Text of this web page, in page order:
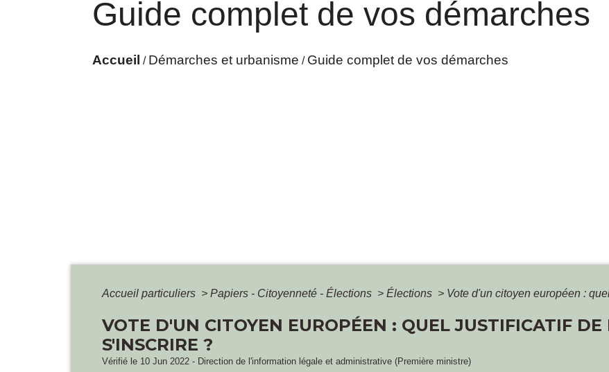
Guide complet de vos démarches
Accueil / Démarches et urbanisme / Guide complet de vos démarches
Accueil particuliers > Papiers - Citoyenneté - Élections > Élections > Vote d'un citoyen européen :
VOTE D'UN CITOYEN EUROPÉEN : QUEL JUSTIFICATIF
S'INSCRIRE ?
Vérifié le 10 Jun 2022 - Direction de l'information légale et administrative (Première ministre)